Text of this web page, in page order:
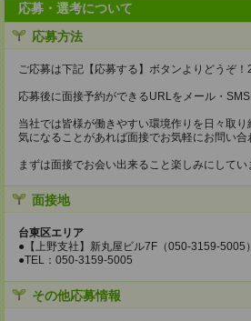
応募・選考について
応募方法
ご応募は下記【応募する】ボタンよりどうぞ！
応募後に面接予約ができるURLをメール・
当社では皆様が働きやすい環境作りを日々取り
気になることがあれば面接でお気軽にお問い合
まずは面接でお会い出来ること楽しみにしてい
面接地
台東区エリア
●【上野支社】新丸屋ビル7F（050-3159-5005）
●TEL：050-3159-5005
その他応募情報